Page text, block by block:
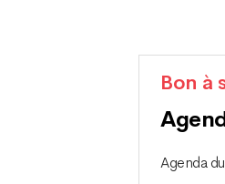
Bon à
Agenda